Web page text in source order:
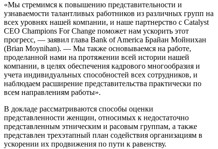
«Мы стремимся к повышению представительности и
узнаваемости талантливых работников из различных групп на
всех уровнях нашей компании, и наше партнерство с Catalyst
CEO Champions For Change поможет нам ускорить этот
прогресс, — заявил глава Bank of America Брайан Мойнихан
(Brian Moynihan). — Мы также основываемся на работе,
проделанной нами на протяжении всей истории нашей
компании, в целях обеспечения кадрового многообразия и
учета индивидуальных способностей всех сотрудников, и
наблюдаем расширение представительства практически по
всем направлениям работы».
В докладе рассматриваются способы оценки
представленности женщин, относимых к недостаточно
представленным этническим и расовым группам, а также
представлен трехэтапный план содействия организациям в
ускорении их продвижения по пути к равенству.